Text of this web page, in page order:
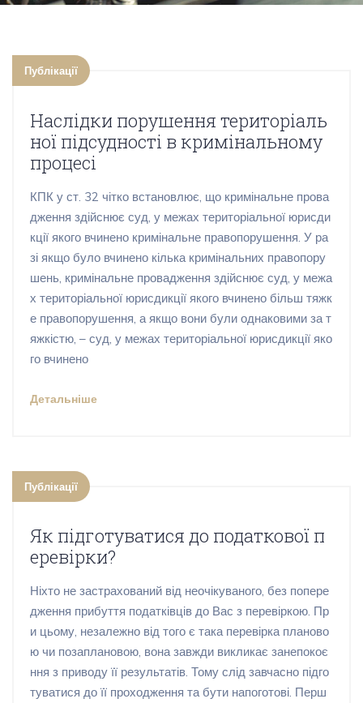
Публікації
Наслідки порушення територіаль
ної підсудності в кримінальному
процесі
КПК у ст. 32 чітко встановлює, що кримінальне прова
дження здійснює суд, у межах територіальної юрисди
кції якого вчинено кримінальне правопорушення. У ра
зі якщо було вчинено кілька кримінальних правопору
шень, кримінальне провадження здійснює суд, у межа
х територіальної юрисдикції якого вчинено більш тяжк
е правопорушення, а якщо вони були однаковими за т
яжкістю, – суд, у межах територіальної юрисдикції яко
го вчинено
Детальніше
Публікації
Як підготуватися до податкової п
еревірки?
Ніхто не застрахований від неочікуваного, без попере
дження прибуття податківців до Вас з перевіркою. Пр
и цьому, незалежно від того є така перевірка планово
ю чи позаплановою, вона завжди викликає занепокоє
ння з приводу її результатів. Тому слід завчасно підго
туватися до її проходження та бути напоготові. Перш